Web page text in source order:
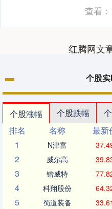
儿的
戏，各
查看：
红腾网文
个股
个股涨幅 个股跌幅
排名
名称 最新
1
N津富
2 威尔高
3 锴威特
4 科翔股份
5 蜀道装备 33.61